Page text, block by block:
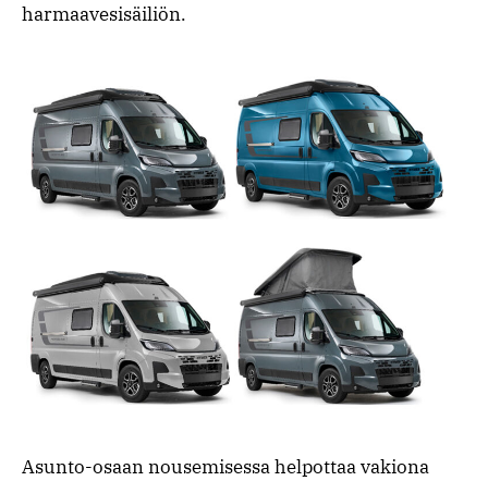
harmaavesisäiliön.
Asunto-osaan nousemisessa helpottaa vakiona